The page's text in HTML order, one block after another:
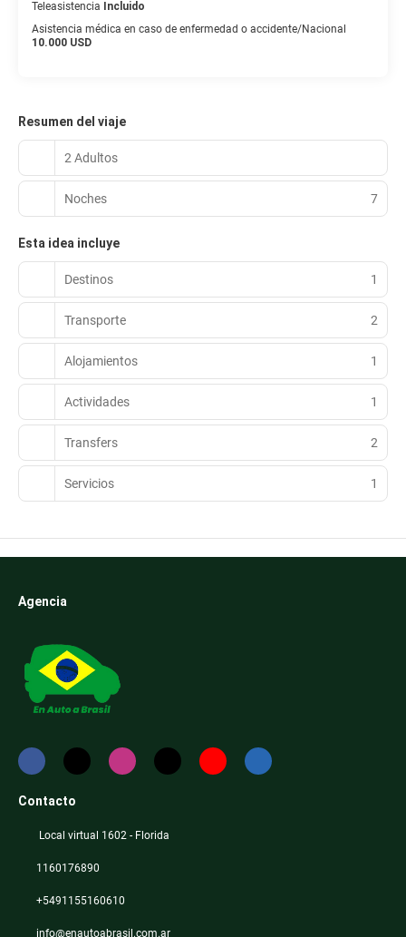
Teleasistencia
Incluido
Asistencia médica en caso de enfermedad o accidente/Nacional
10.000 USD
Resumen del viaje
2 Adultos
Noches 7
Esta idea incluye
Destinos 1
Transporte 2
Alojamientos 1
Actividades 1
Transfers 2
Servicios 1
Agencia
Contacto
Local virtual 1602 - Florida
1160176890
+5491155160610
info@enautoabrasil.com.ar